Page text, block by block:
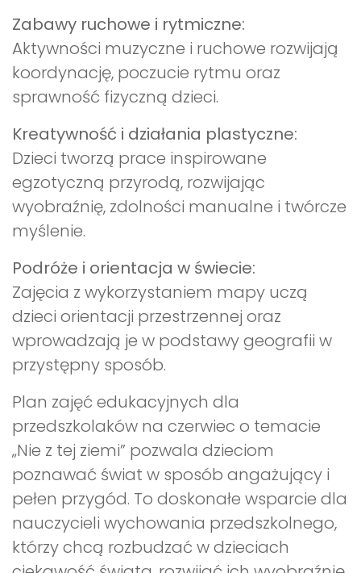
Zabawy ruchowe i rytmiczne:
Aktywności muzyczne i ruchowe rozwijają
koordynację, poczucie rytmu oraz
sprawność fizyczną dzieci.
Kreatywność i działania plastyczne:
Dzieci tworzą prace inspirowane
egzotyczną przyrodą, rozwijając
wyobraźnię, zdolności manualne i twórcze
myślenie.
Podróże i orientacja w świecie:
Zajęcia z wykorzystaniem mapy uczą
dzieci orientacji przestrzennej oraz
wprowadzają je w podstawy geografii w
przystępny sposób.
Plan zajęć edukacyjnych dla
przedszkolaków na czerwiec o temacie
„Nie z tej ziemi” pozwala dzieciom
poznawać świat w sposób angażujący i
pełen przygód. To doskonałe wsparcie dla
nauczycieli wychowania przedszkolnego,
którzy chcą rozbudzać w dzieciach